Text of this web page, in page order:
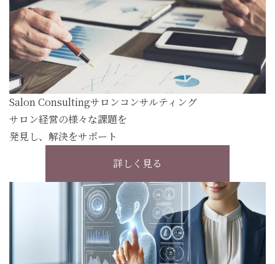
Salon Consultingサロンコンサルティング
サロン経営の様々な課題を
発見し、解決をサポート
詳しく見る